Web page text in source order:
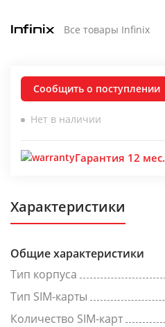
Все товары Infinix
Сообщить о поступлении
Нет в наличии
Гарантия 12 мес.
Характеристики
Общие характеристики
Тип корпуса
Тип SIM-карты
Количество SIM-карт